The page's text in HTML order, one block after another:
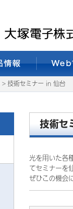
> 技術セミナー in 仙台
技術セ
光を用いた各
てセミナーを
ぜひこの機会